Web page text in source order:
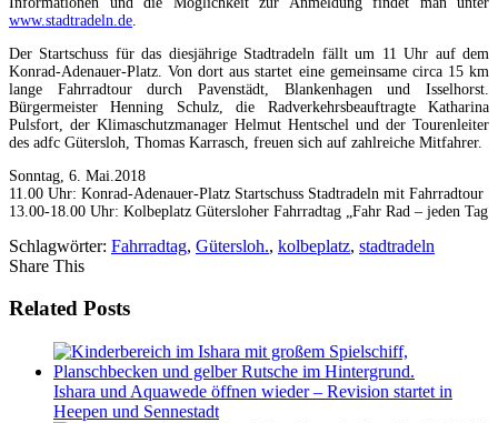
www.stadtradeln.de
Der Startschuss für das diesjährige Stadtradeln fällt um 11 Uhr auf dem
Konrad-Adenauer-Platz. Von dort aus startet eine gemeinsame circa 15 km
lange Fahrradtour durch Pavenstädt, Blankenhagen und Isselhorst.
Bürgermeister Henning Schulz, die Radverkehrsbeauftragte Katharina
Pulsfort, der Klimaschutzmanager Helmut Hentschel und der Tourenleiter
des adfc Gütersloh, Thomas Karrasch, freuen sich auf zahlreiche Mitfahrer.
Sonntag, 6. Mai.2018
11.00 Uhr: Konrad-Adenauer-Platz Startschuss Stadtradeln mit Fahrradtour
13.00-18.00 Uhr: Kolbeplatz Gütersloher Fahrradtag „Fahr Rad – jeden Tag
Schlagwörter: Fahrradtag, Gütersloh., kolbeplatz, stadtradeln
Share This
Related Posts
Ishara und Aquawede öffnen wieder – Revision startet in
Heepen und Sennestadt